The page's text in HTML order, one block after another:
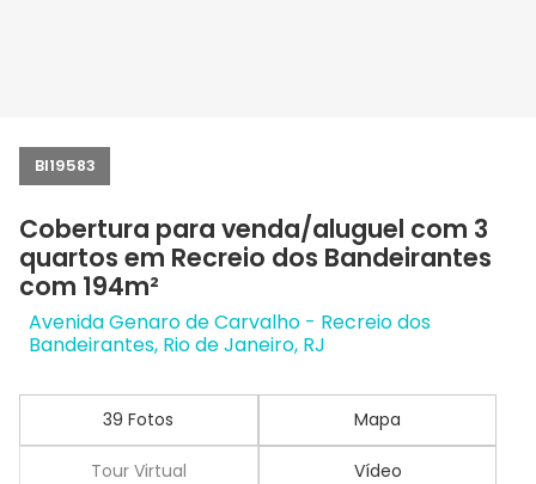
BI19583
Cobertura para venda/aluguel com 3
quartos em Recreio dos Bandeirantes
com 194m²
Avenida Genaro de Carvalho - Recreio dos
Bandeirantes, Rio de Janeiro, RJ
39 Fotos Mapa
Tour Virtual Vídeo